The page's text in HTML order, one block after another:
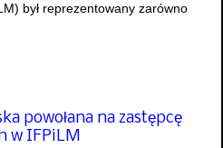
był reprezentowany zarówno
powołana na zastępcę
w IFPiLM